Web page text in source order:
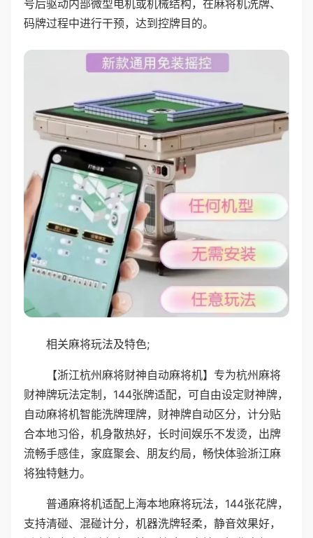
号后驱动内部微型电机或机械结构，在麻将机洗牌、
码牌过程中进行干预，达到控牌目的。
相关麻将玩法及特色;
【浙江杭州麻将财神自动麻将机】专为杭州麻将
财神牌玩法定制，144张牌适配，可自由设定财神牌，
自动麻将机智能洗牌理牌，财神牌自动区分，计分贴
合本地习俗，机身散热好，长时间娱乐不发烫，出牌
流畅手感佳，家庭聚会、朋友约局，畅快体验浙江麻
将独特魅力。
普通麻将机适配上海本地麻将玩法，144张花牌，
支持清碰、混碰计分，机器洗牌轻柔，静音效果好，